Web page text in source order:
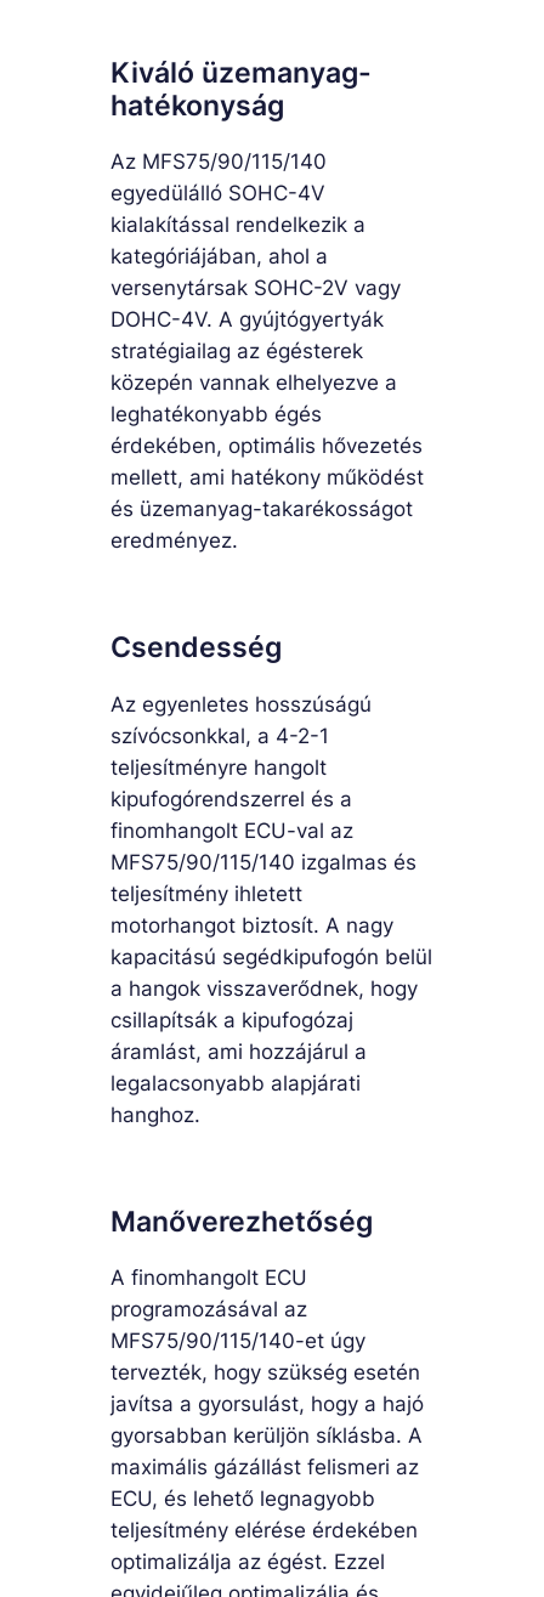
Kiváló üzemanyag-
hatékonyság
Az MFS75/90/115/140
egyedülálló SOHC-4V
kialakítással rendelkezik a
kategóriájában, ahol a
versenytársak SOHC-2V vagy
DOHC-4V. A gyújtógyertyák
stratégiailag az égésterek
közepén vannak elhelyezve a
leghatékonyabb égés
érdekében, optimális hővezetés
mellett, ami hatékony működést
és üzemanyag-takarékosságot
eredményez.
Csendesség
Az egyenletes hosszúságú
szívócsonkkal, a 4-2-1
teljesítményre hangolt
kipufogórendszerrel és a
finomhangolt ECU-val az
MFS75/90/115/140 izgalmas és
teljesítmény ihletett
motorhangot biztosít. A nagy
kapacitású segédkipufogón belül
a hangok visszaverődnek, hogy
csillapítsák a kipufogózaj
áramlást, ami hozzájárul a
legalacsonyabb alapjárati
hanghoz.
Manőverezhetőség
A finomhangolt ECU
programozásával az
MFS75/90/115/140-et úgy
tervezték, hogy szükség esetén
javítsa a gyorsulást, hogy a hajó
gyorsabban kerüljön síklásba. A
maximális gázállást felismeri az
ECU, és lehető legnagyobb
teljesítmény elérése érdekében
optimalizálja az égést. Ezzel